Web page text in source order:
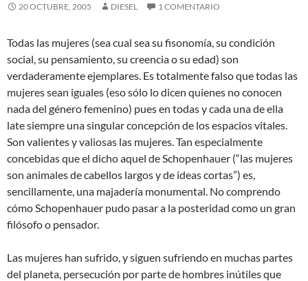
20 OCTUBRE, 2005 DIESEL 1 COMENTARIO
Todas las mujeres (sea cual sea su fisonomía, su condición
social, su pensamiento, su creencia o su edad) son
verdaderamente ejemplares. Es totalmente falso que todas las
mujeres sean iguales (eso sólo lo dicen quienes no conocen
nada del género femenino) pues en todas y cada una de ella
late siempre una singular concepción de los espacios vitales.
Son valientes y valiosas las mujeres. Tan especialmente
concebidas que el dicho aquel de Schopenhauer (“las mujeres
son animales de cabellos largos y de ideas cortas”) es,
sencillamente, una majadería monumental. No comprendo
cómo Schopenhauer pudo pasar a la posteridad como un gran
filósofo o pensador.
Las mujeres han sufrido, y siguen sufriendo en muchas partes
del planeta, persecución por parte de hombres inútiles que